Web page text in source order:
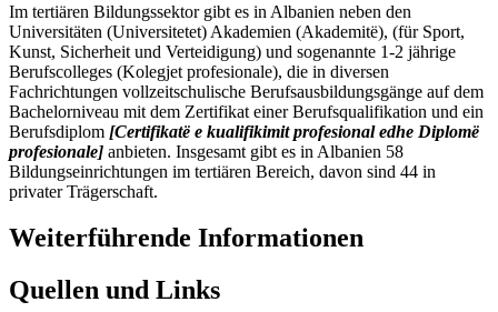
Im tertiären Bildungssektor gibt es in Albanien neben den
Universitäten (Universitetet) Akademien (Akademitë), (für Sport,
Kunst, Sicherheit und Verteidigung) und sogenannte 1-2 jährige
Berufscolleges (Kolegjet profesionale), die in diversen
Fachrichtungen vollzeitschulische Berufsausbildungsgänge auf dem
Bachelorniveau mit dem Zertifikat einer Berufsqualifikation und ein
Berufsdiplom [Certifikatë e kualifikimit profesional edhe Diplomë
profesionale] anbieten. Insgesamt gibt es in Albanien 58
Bildungseinrichtungen im tertiären Bereich, davon sind 44 in
privater Trägerschaft.
Weiterführende Informationen
Quellen und Links